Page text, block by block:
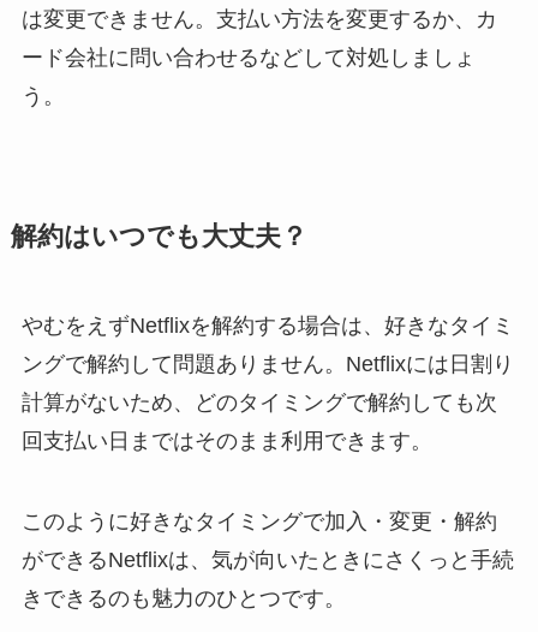
は変更できません。支払い方法を変更するか、カ
ード会社に問い合わせるなどして対処しましょ
う。
解約はいつでも大丈夫？
やむをえずNetflixを解約する場合は、好きなタイミ
ングで解約して問題ありません。Netflixには日割り
計算がないため、どのタイミングで解約しても次
回支払い日まではそのまま利用できます。
このように好きなタイミングで加入・変更・解約
ができるNetflixは、気が向いたときにさくっと手続
きできるのも魅力のひとつです。